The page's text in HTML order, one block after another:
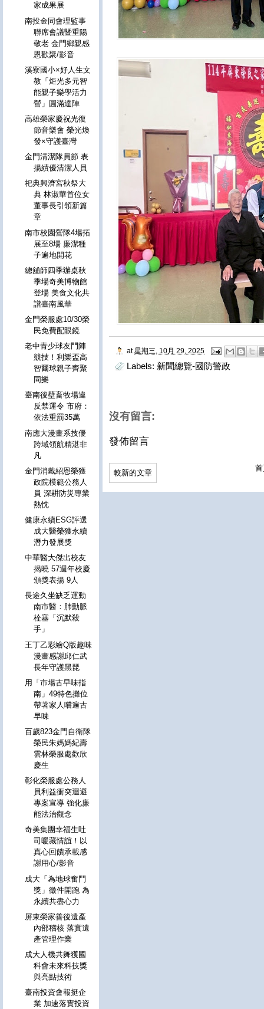
at 星期三, 10月 29, 2025
Labels: 新聞總覽-國防警政
沒有留言:
發佈留言
較新的文章
家成果展
南投金同會理監事
聯席會議暨重陽
敬老 金門鄉親感
恩歡聚/影音
溪寮國小×好人生文
教「炬光多元智
能親子樂學活力
營」圓滿達陣
高雄榮家慶祝光復
節音樂會 榮光煥
發×守護臺灣
金門清潔隊員節 表
揚績優清潔人員
祀典興濟宮秋祭大
典 林淑華首位女
董事長引領新篇
章
南市校園營隊4場拓
展至8場 廉潔種
子遍地開花
總舖師四季辦桌秋
季場奇美博物館
登場 美食文化共
譜臺南風華
金門榮服處10/30榮
民免費配眼鏡
老中青少球友鬥陣
競技！利樂盃高
智爾球親子齊聚
同樂
臺南後壁畜牧場違
反禁運令 市府：
依法重罰35萬
南應大漫畫系技優
跨域領航精湛非
凡
金門消戴紹恩榮獲
政院模範公務人
員 深耕防災專業
熱忱
健康永續ESG評選
成大醫榮獲永續
潛力發展獎
中華醫大傑出校友
揭曉 57週年校慶
頒獎表揚 9人
長途久坐缺乏運動
南市醫：肺動脈
栓塞「沉默殺
手」
王丁乙彩繪Q版趣味
漫畫感謝邱仁武
長年守護黑琵
用「市場古早味指
南」49特色攤位
帶著家人嚐遍古
早味
百歲823金門自衛隊
榮民朱媽媽紀壽
雲林榮服處歡欣
慶生
彰化榮服處公務人
員利益衝突迴避
專案宣導 強化廉
能法治觀念
奇美集團幸福生吐
司暖藏情誼！以
真心回饋承載感
謝用心/影音
成大「為地球奮鬥
獎」徵件開跑 為
永續共盡心力
屏東榮家善後遺產
內部稽核 落實遺
產管理作業
成大人機共舞獲國
科會未來科技獎
與亮點技術
臺南投資會報挺企
業 加速落實投資